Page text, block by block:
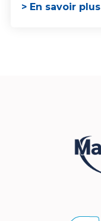
> En savoir plus